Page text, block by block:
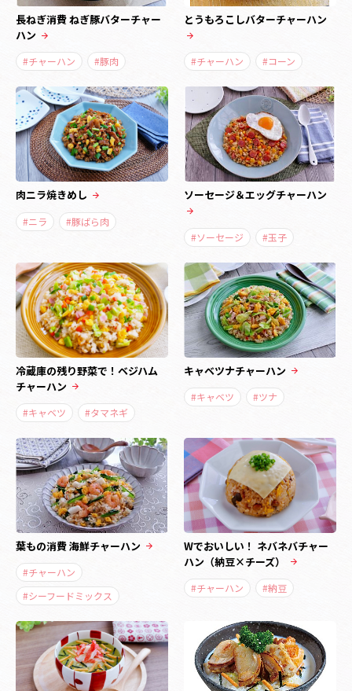
長ねぎ消費 ねぎ豚バターチャー
ハン
#チャーハン #豚肉
とうもろこしバターチャーハン
#チャーハン #コーン
肉ニラ焼きめし
#ニラ #豚ばら肉
ソーセージ＆エッグチャーハン
#ソーセージ #玉子
冷蔵庫の残り野菜で！ベジハム
チャーハン
#キャベツ #タマネギ
キャベツナチャーハン
#キャベツ #ツナ
葉もの消費 海鮮チャーハン
#チャーハン
#シーフードミックス
Wでおいしい！ ネバネバチャー
ハン（納豆×チーズ）
#チャーハン #納豆